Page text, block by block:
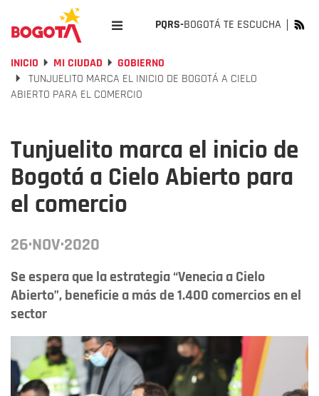
PQRS-BOGOTÁ TE ESCUCHA
INICIO MI CIUDAD
GOBIERNO
TUNJUELITO MARCA EL INICIO DE BOGOTÁ A CIELO
ABIERTO PARA EL COMERCIO
Tunjuelito marca el inicio de
Bogotá a Cielo Abierto para
el comercio
26·NOV·2020
Se espera que la estrategia “Venecia a Cielo
Abierto”, beneficie a más de 1.400 comercios en el
sector